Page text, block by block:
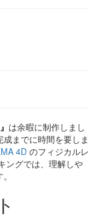
は余暇に制作しまし
までに時間を要しま
4Dのフィジカルレ
ングでは、理解しや